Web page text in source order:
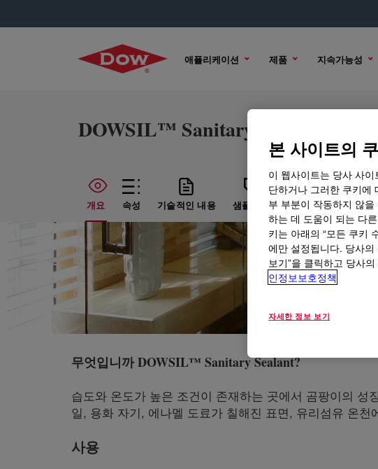
애플리케이션 제품 지속가능성
DOWSIL™ Sanitary Sealant
개요 속성 기술적인 내용 샘플 옵션 구매 옵션
무엇입니까DOWSIL™ Sanitary Sealant?
습도와 온도가 높은 조건이 존재하는 곳에서 곰팡이의
일, 용화 자기, 에나멜 도료가 칠해진 표면, 유리섬유 온천
사용
본 사이트의
이 웹사이트는 당사 사
단하거나 그러한 쿠키에
부 부분이 작동하지 않
하는 데 도움이 되는 다
키는 아래의 “모든 쿠키
에만 설정됩니다. 당사
보기”을 클릭하고 당사
인정보보호정책
자세한 정보 보기